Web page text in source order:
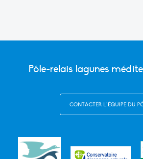
Pôle-relais lagunes
CONTACTER L’ÉQUIPE DU